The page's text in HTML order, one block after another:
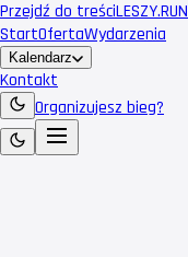
Przejdź do treściLESZY.RUN
StartOfertaWydarzenia
Kalendarz
Kontakt
Organizujesz bieg?